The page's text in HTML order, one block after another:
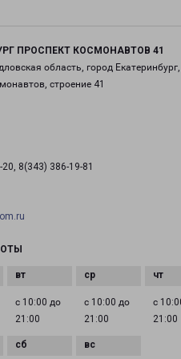
ПРОСПЕКТ КОСМОНАВТОВ 41
область, город Екатеринбург,
строение 41
8(343) 386-19-81
с 10:00 до
21:00
с 10:00 до
21:00
с
21:00